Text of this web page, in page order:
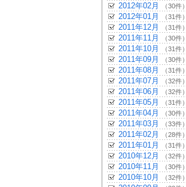
2012年02月 （30件）
2012年01月 （31件）
2011年12月 （31件）
2011年11月 （30件）
2011年10月 （31件）
2011年09月 （30件）
2011年08月 （31件）
2011年07月 （32件）
2011年06月 （32件）
2011年05月 （31件）
2011年04月 （30件）
2011年03月 （33件）
2011年02月 （28件）
2011年01月 （31件）
2010年12月 （32件）
2010年11月 （30件）
2010年10月 （32件）